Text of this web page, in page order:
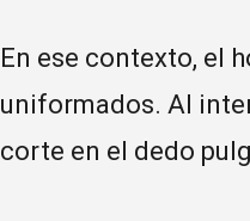
En ese contexto, el
uniformados. Al
corte en el dedo